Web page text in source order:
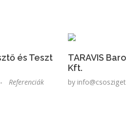
és Teszt
Referenciák
TARAVIS
Kft.
by